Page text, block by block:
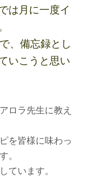
は月に一度イ
、備忘録とし
いこうと思い
ロラ先生に教え
を皆様に味わっ
。
ています。